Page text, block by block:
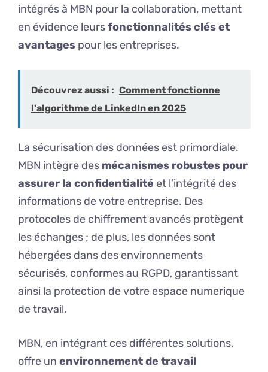
intégrés à MBN pour la collaboration, mettant
en évidence leursfonctionnalités clés et
avantages pour les entreprises.
Découvrez aussi : Comment fonctionne
l'algorithme de LinkedIn en 2025
La sécurisation des données est primordiale.
MBN intègre des mécanismes robustes pour
assurer la confidentialité et l’intégrité des
informations de votre entreprise. Des
protocoles de chiffrement avancés protègent
les échanges ; de plus, les données sont
hébergées dans des environnements
sécurisés, conformes au RGPD, garantissant
ainsi la protection de votre espace numerique
de travail.
MBN, en intégrant ces différentes solutions,
offre un environnement de travail